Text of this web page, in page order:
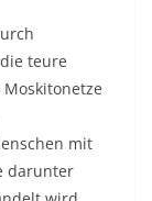
teure
mit
darunter